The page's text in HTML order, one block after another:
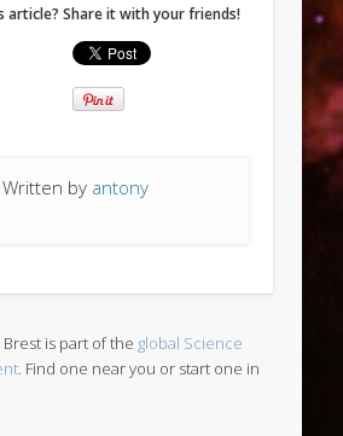
article? Share it with your friends!
Written by antony
is part of the global Science
. Find one near you or start one in